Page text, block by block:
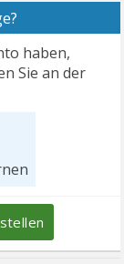
haben,
Sie an der